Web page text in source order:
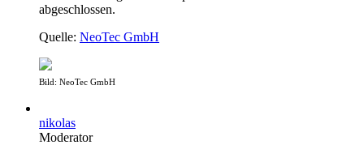
abgeschlossen.
Quelle: NeoTec GmbH
Bild: NeoTec GmbH
nikolas
Moderator